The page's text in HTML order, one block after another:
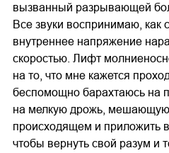
вызванный разрывающей
Все звуки воспринимаю, как
внутреннее напряжение
скоростью. Лифт
на то, что мне кажется
беспомощно барахтаюсь на
на мелкую дрожь, мешающую
происходящем и приложить
чтобы вернуть свой разум и